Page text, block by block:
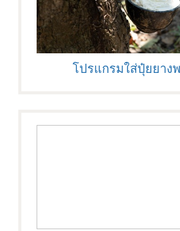
โปรแกรมใส่ปุ๋ยยาง